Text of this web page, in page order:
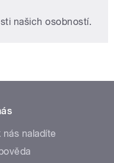
našich osobností.
nás naladíte